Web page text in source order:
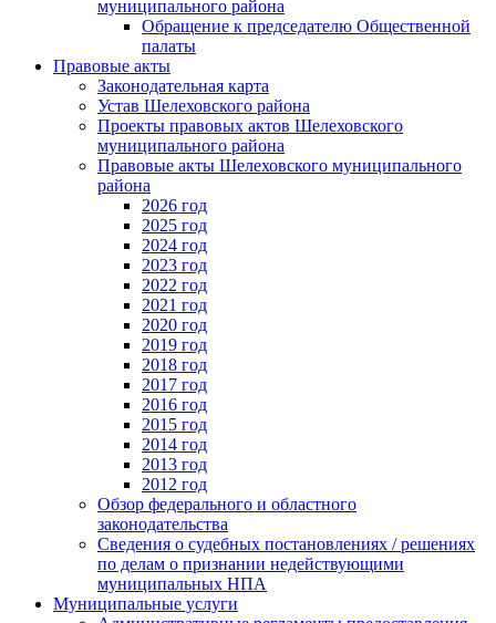
муниципального района
Обращение к председателю Общественной
палаты
Правовые акты
Законодательная карта
Устав Шелеховского района
Проекты правовых актов Шелеховского
муниципального района
Правовые акты Шелеховского муниципального
района
2026 год
2025 год
2024 год
2023 год
2022 год
2021 год
2020 год
2019 год
2018 год
2017 год
2016 год
2015 год
2014 год
2013 год
2012 год
Обзор федерального и областного
законодательства
Сведения о судебных постановлениях / решениях
по делам о признании недействующими
муниципальных НПА
Муниципальные услуги